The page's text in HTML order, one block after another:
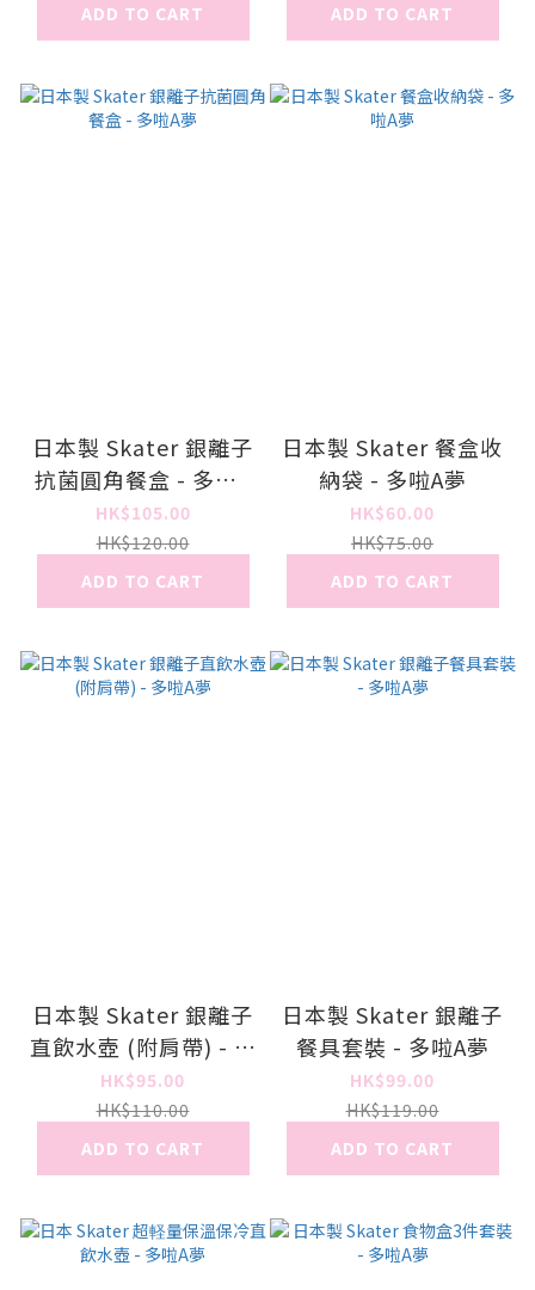
ADD TO CART
ADD TO CART
日本製 Skater 銀離子
抗菌圓角餐盒 - 多啦A
夢
HK$105.00
HK$120.00
ADD TO CART
日本製 Skater 餐盒收
納袋 - 多啦A夢
HK$60.00
HK$75.00
ADD TO CART
日本製 Skater 銀離子
直飲水壺 (附肩帶) - 多
啦A夢
HK$95.00
HK$110.00
ADD TO CART
日本製 Skater 銀離子
餐具套裝 - 多啦A夢
HK$99.00
HK$119.00
ADD TO CART